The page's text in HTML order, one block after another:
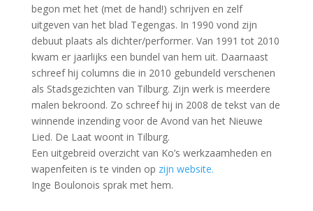
begon met het (met de hand!) schrijven en zelf
uitgeven van het blad Tegengas. In 1990 vond zijn
debuut plaats als dichter/performer. Van 1991 tot 2010
kwam er jaarlijks een bundel van hem uit. Daarnaast
schreef hij columns die in 2010 gebundeld verschenen
als Stadsgezichten van Tilburg. Zijn werk is meerdere
malen bekroond. Zo schreef hij in 2008 de tekst van de
winnende inzending voor de Avond van het Nieuwe
Lied. De Laat woont in Tilburg.
Een uitgebreid overzicht van Ko’s werkzaamheden en
wapenfeiten is te vinden op zijn website.
Inge Boulonois sprak met hem.